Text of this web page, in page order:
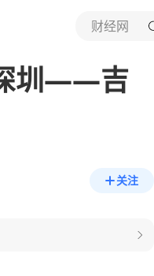
财经网
圳——吉
关注